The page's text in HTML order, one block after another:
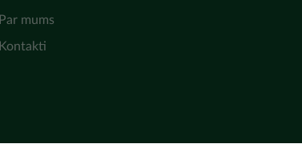
Par mums
Kontakti